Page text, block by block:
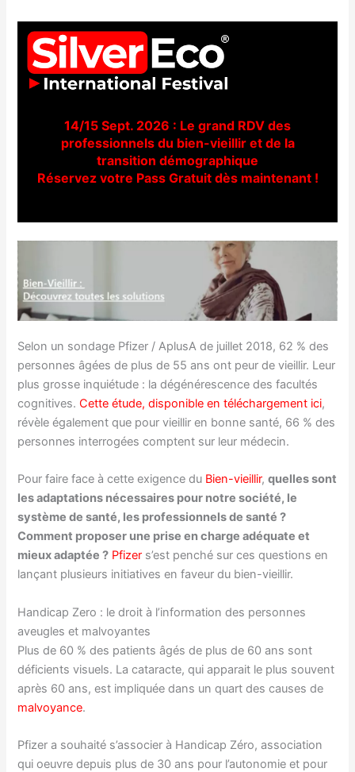
14/15 Sept. 2026 : Le grand RDV des
professionnels du bien-vieillir et de la
transition démographique
Réservez votre Pass Gratuit dès maintenant !
Selon un sondage Pfizer / AplusA de juillet 2018, 62 % des
personnes âgées de plus de 55 ans ont peur de vieillir. Leur
plus grosse inquiétude : la dégénérescence des facultés
cognitives.Cette étude, disponible en téléchargement ici,
révèle également que pour vieillir en bonne santé, 66 % des
personnes interrogées comptent sur leur médecin.
Pour faire face à cette exigence du Bien-vieillir,quelles sont
les adaptations nécessaires pour notre société, le
système de santé, les professionnels de santé ?
Comment proposer une prise en charge adéquate et
mieux adaptée ? Pfizer s’est penché sur ces questions en
lançant plusieurs initiatives en faveur du bien-vieillir.
Handicap Zero : le droit à l’information des personnes
aveugles et malvoyantes
Plus de 60 % des patients âgés de plus de 60 ans sont
déficients visuels. La cataracte, qui apparait le plus souvent
après 60 ans, est impliquée dans un quart des causes de
malvoyance.
Pfizer a souhaité s’associer à Handicap Zéro, association
qui oeuvre depuis plus de 30 ans pour l’autonomie et pour